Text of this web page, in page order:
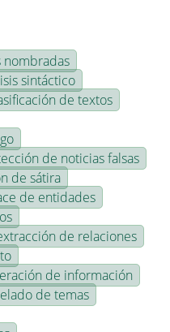
sintáctico
de textos
de noticias falsas
de sátira
de entidades
de relaciones
de información
de temas